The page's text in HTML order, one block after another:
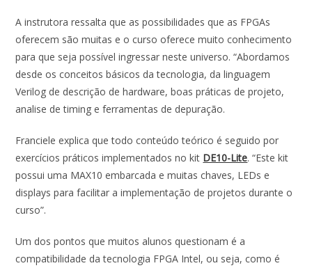
A instrutora ressalta que as possibilidades que as FPGAs
oferecem são muitas e o curso oferece muito conhecimento
para que seja possível ingressar neste universo. “Abordamos
desde os conceitos básicos da tecnologia, da linguagem
Verilog de descrição de hardware, boas práticas de projeto,
analise de timing e ferramentas de depuração.
Franciele explica que todo conteúdo teórico é seguido por
exercícios práticos implementados no kit DE10-Lite. “Este kit
possui uma MAX10 embarcada e muitas chaves, LEDs e
displays para facilitar a implementação de projetos durante o
curso”.
Um dos pontos que muitos alunos questionam é a
compatibilidade da tecnologia FPGA Intel, ou seja, como é